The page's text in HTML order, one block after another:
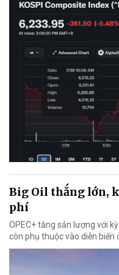
Big Oil thắng lớn,
phí
OPEC+ tăng sản lượng với
còn phụ thuộc vào diễn biến